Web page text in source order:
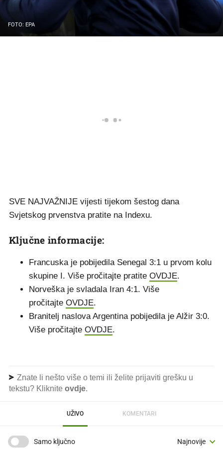
FOTO: EPA
SVE NAJVAŽNIJE vijesti tijekom šestog dana
Svjetskog prvenstva pratite na Indexu.
Ključne informacije:
Francuska je pobijedila Senegal 3:1 u prvom kolu
skupine I. Više pročitajte pratite OVDJE.
Norveška je svladala Iran 4:1. Više
pročitajte OVDJE.
Branitelj naslova Argentina pobijedila je Alžir 3:0.
Više pročitajte OVDJE.
Znate li nešto više o temi ili želite prijaviti grešku u
tekstu? Kliknite ovdje.
UŽIVO KOMENTARI
Samo ključno